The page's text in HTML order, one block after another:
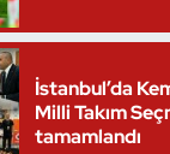
İstanbul’da
Milli Takım
tamamlandı